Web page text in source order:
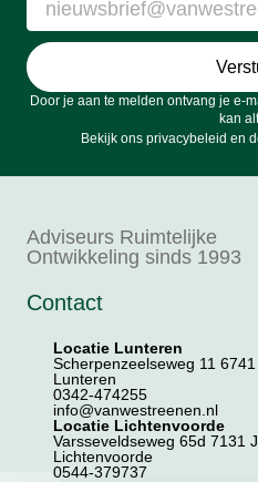
Door je aan te melden ontvang je e-
kan
Bekijk ons privacybeleid en
Adviseurs Ruimtelijke
Ontwikkeling sinds 1993
Contact
Locatie Lunteren
Scherpenzeelseweg 11
Lunteren
0342-474255
info@vanwestreenen.nl
Locatie Lichtenvoorde
Varsseveldseweg 65d 7131
Lichtenvoorde
0544-379737